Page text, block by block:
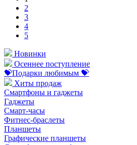
2
3
4
5
Новинки
Осеннее поступление
💝Подарки любимым 💝
Хиты продаж
Смартфоны и гаджеты
Гаджеты
Смарт-часы
Фитнес-браслеты
Планшеты
Графические планшеты